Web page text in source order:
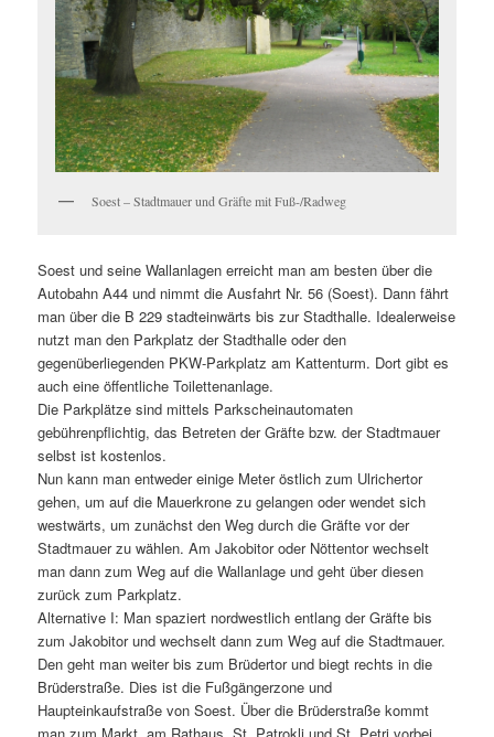
Soest – Stadtmauer und Gräfte mit Fuß-/Radweg
Soest und seine Wallanlagen erreicht man am besten über die
Autobahn A44 und nimmt die Ausfahrt Nr. 56 (Soest). Dann fährt
man über die B 229 stadteinwärts bis zur Stadthalle. Idealerweise
nutzt man den Parkplatz der Stadthalle oder den
gegenüberliegenden PKW-Parkplatz am Kattenturm. Dort gibt es
auch eine öffentliche Toilettenanlage.
Die Parkplätze sind mittels Parkscheinautomaten
gebührenpflichtig, das Betreten der Gräfte bzw. der Stadtmauer
selbst ist kostenlos.
Nun kann man entweder einige Meter östlich zum Ulrichertor
gehen, um auf die Mauerkrone zu gelangen oder wendet sich
westwärts, um zunächst den Weg durch die Gräfte vor der
Stadtmauer zu wählen. Am Jakobitor oder Nöttentor wechselt
man dann zum Weg auf die Wallanlage und geht über diesen
zurück zum Parkplatz.
Alternative I: Man spaziert nordwestlich entlang der Gräfte bis
zum Jakobitor und wechselt dann zum Weg auf die Stadtmauer.
Den geht man weiter bis zum Brüdertor und biegt rechts in die
Brüderstraße. Dies ist die Fußgängerzone und
Haupteinkaufstraße von Soest. Über die Brüderstraße kommt